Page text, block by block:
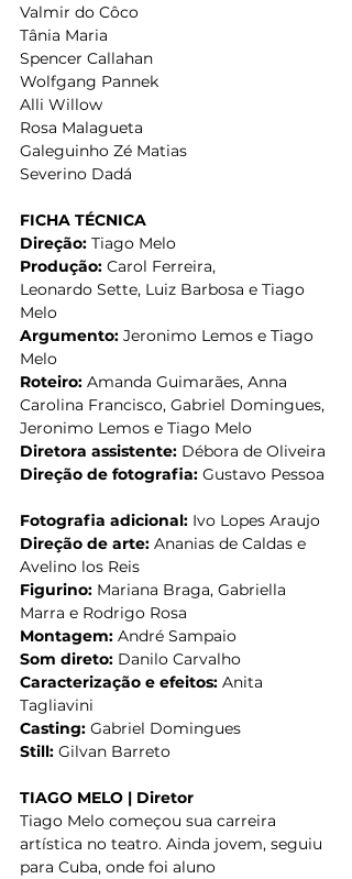
Valmir do Côco
Tânia Maria
Spencer Callahan
Wolfgang Pannek
Alli Willow
Rosa Malagueta
Galeguinho Zé Matias
Severino Dadá
FICHA TÉCNICA
Direção: Tiago Melo
Produção: Carol Ferreira,
Leonardo Sette, Luiz Barbosa e Tiago
Melo
Argumento: Jeronimo Lemos e Tiago
Melo
Roteiro: Amanda Guimarães, Anna
Carolina Francisco, Gabriel Domingues,
Jeronimo Lemos e Tiago Melo
Diretora assistente: Débora de Oliveira
Direção de fotografia: Gustavo Pessoa
Fotografia adicional: Ivo Lopes Araujo
Direção de arte: Ananias de Caldas e
Avelino los Reis
Figurino: Mariana Braga, Gabriella
Marra e Rodrigo Rosa
Montagem: André Sampaio
Som direto: Danilo Carvalho
Caracterização e efeitos: Anita
Tagliavini
Casting: Gabriel Domingues
Still: Gilvan Barreto
TIAGO MELO | Diretor
Tiago Melo começou sua carreira
artística no teatro. Ainda jovem, seguiu
para Cuba, onde foi aluno